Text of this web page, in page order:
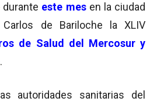
durante este mesen la ciudad
de Bariloche la XLIV
de Salud del Mercosur y
.
autoridades sanitarias del